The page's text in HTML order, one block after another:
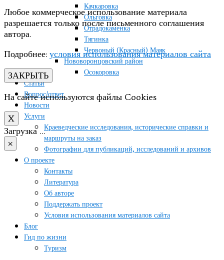
Качкаровка
Ольговка
Отрадокаменка
Тягинка
Червоный (Красный) Маяк
Нововоронцовский район
Осокоровка
Статьи
Вопрос/ответ
Новости
Услуги
Краеведческие исследования, исторические справки и
маршруты на заказ
Фотографии для публикаций, исследований и архивов
О проекте
Контакты
Литература
Об авторе
Поддержать проект
Условия использования материалов сайта
Блог
Гид по жизни
Туризм
Любое коммерческое использование материала
разрешается только после письменного соглашения
автора.
Подробнее: условия использования материалов сайта
ЗАКРЫТЬ
На сайте используются файлы Cookies
X
Загрузка …
×